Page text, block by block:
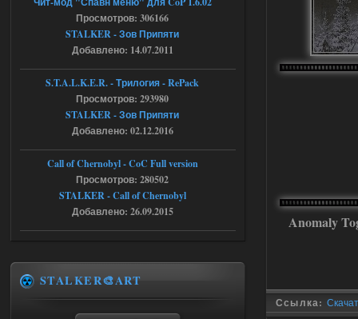
Anomaly
Ссылка:
05.08.2026
Путь во мгле + GUNSLINGER mod
16:57
Stalker-Mods-Clan-su
Доступно только для пользователей
Путь во мгле + GUNSLINGER mod
stalker673920
где пароль?
Dead Air: Refined
Просмотров: 306166
STALKER - Зов Припяти
Добавлено: 14.07.2011
S.T.A.L.K.E.R. - Трилогия - RePack
Просмотров: 293980
STALKER - Зов Припяти
Добавлено: 02.12.2016
Call of Chernobyl - CoC Full version
Просмотров: 280502
STALKER - Call of Chernobyl
Добавлено: 26.09.2015
STALKER🎨ART